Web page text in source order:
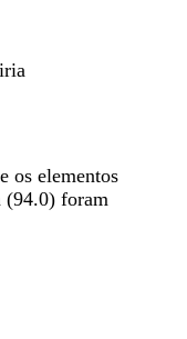
os elementos
(94.0) foram